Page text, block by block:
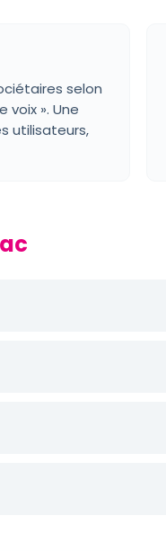
selon
voix ». Une
utilisateurs,